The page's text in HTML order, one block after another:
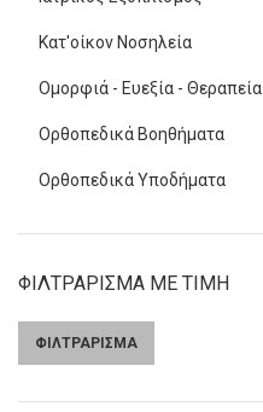
Κατ'οίκον Νοσηλεία
Ομορφιά - Ευεξία - Θεραπεία
Ορθοπεδικά Βοηθήματα
Ορθοπεδικά Υποδήματα
ΦΙΛΤΡΑΡΙΣΜΑ ΜΕ ΤΙΜΗ
ΦΙΛΤΡΑΡΙΣΜΑ